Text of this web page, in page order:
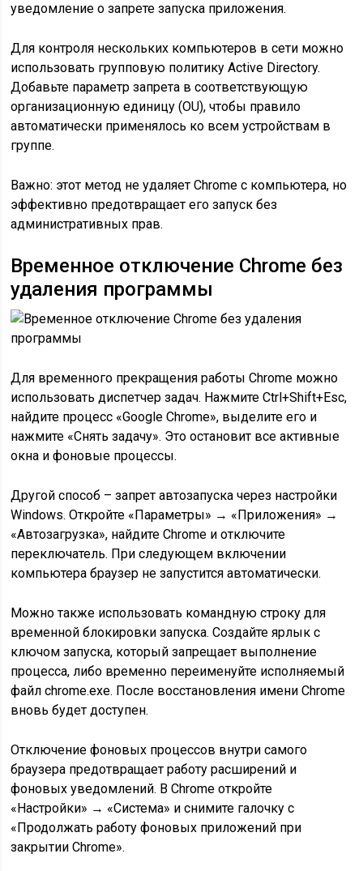
уведомление о запрете запуска приложения.
Для контроля нескольких компьютеров в сети можно
использовать групповую политику Active Directory.
Добавьте параметр запрета в соответствующую
организационную единицу (OU), чтобы правило
автоматически применялось ко всем устройствам в
группе.
Важно: этот метод не удаляет Chrome с компьютера, но
эффективно предотвращает его запуск без
административных прав.
Временное отключение Chrome без
удаления программы
Для временного прекращения работы Chrome можно
использовать диспетчер задач. Нажмите Ctrl+Shift+Esc,
найдите процесс «Google Chrome», выделите его и
нажмите «Снять задачу». Это остановит все активные
окна и фоновые процессы.
Другой способ – запрет автозапуска через настройки
Windows. Откройте «Параметры» → «Приложения» →
«Автозагрузка», найдите Chrome и отключите
переключатель. При следующем включении
компьютера браузер не запустится автоматически.
Можно также использовать командную строку для
временной блокировки запуска. Создайте ярлык с
ключом запуска, который запрещает выполнение
процесса, либо временно переименуйте исполняемый
файл chrome.exe. После восстановления имени Chrome
вновь будет доступен.
Отключение фоновых процессов внутри самого
браузера предотвращает работу расширений и
фоновых уведомлений. В Chrome откройте
«Настройки» → «Система» и снимите галочку с
«Продолжать работу фоновых приложений при
закрытии Chrome».